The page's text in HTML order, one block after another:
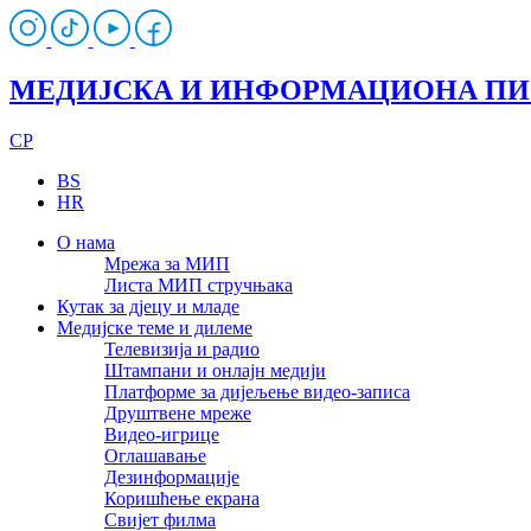
МЕДИЈСКА И ИНФОРМАЦИОНА
CP
BS
HR
О нама
Мрежа за МИП
Листа МИП стручњака
Кутак за дјецу и младе
Медијске теме и дилеме
Телевизија и радио
Штампани и онлајн медији
Платформе за дијељење видео-записа
Друштвене мреже
Видео-игрице
Оглашавање
Дезинформације
Коришћење екрана
Свијет филма